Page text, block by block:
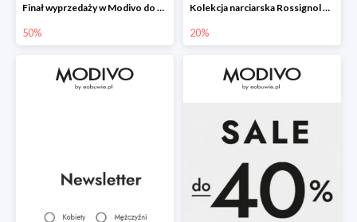
Finał wyprzedaży w Modivo do -50%
50%
Kolekcja narciarska Rossignol w Modivo do -20%
20%